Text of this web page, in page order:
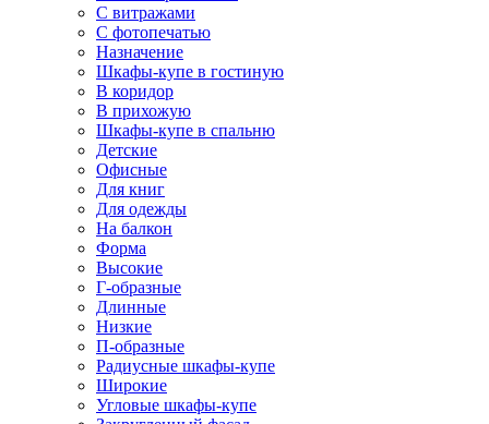
С витражами
С фотопечатью
Назначение
Шкафы-купе в гостиную
В коридор
В прихожую
Шкафы-купе в спальню
Детские
Офисные
Для книг
Для одежды
На балкон
Форма
Высокие
Г-образные
Длинные
Низкие
П-образные
Радиусные шкафы-купе
Широкие
Угловые шкафы-купе